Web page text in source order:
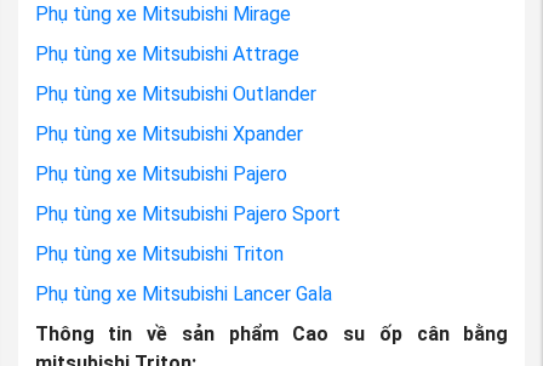
Phụ tùng xe Mitsubishi Mirage
Phụ tùng xe Mitsubishi Attrage
Phụ tùng xe Mitsubishi Outlander
Phụ tùng xe Mitsubishi Xpander
Phụ tùng xe Mitsubishi Pajero
Phụ tùng xe Mitsubishi Pajero Sport
Phụ tùng xe Mitsubishi Triton
Phụ tùng xe Mitsubishi Lancer Gala
Thông tin về sản phẩm Cao su ốp cân bằng